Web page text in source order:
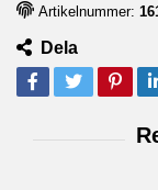
Artikelnummer:
Dela